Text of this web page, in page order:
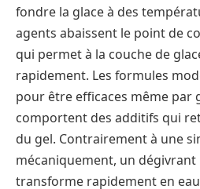
fondre la glace à des
agents abaissent le point de
qui permet à la couche de
rapidement. Les formules
pour être efficaces même par
comportent des additifs qui
du gel. Contrairement à une
mécaniquement, un dégivrant
transforme rapidement en